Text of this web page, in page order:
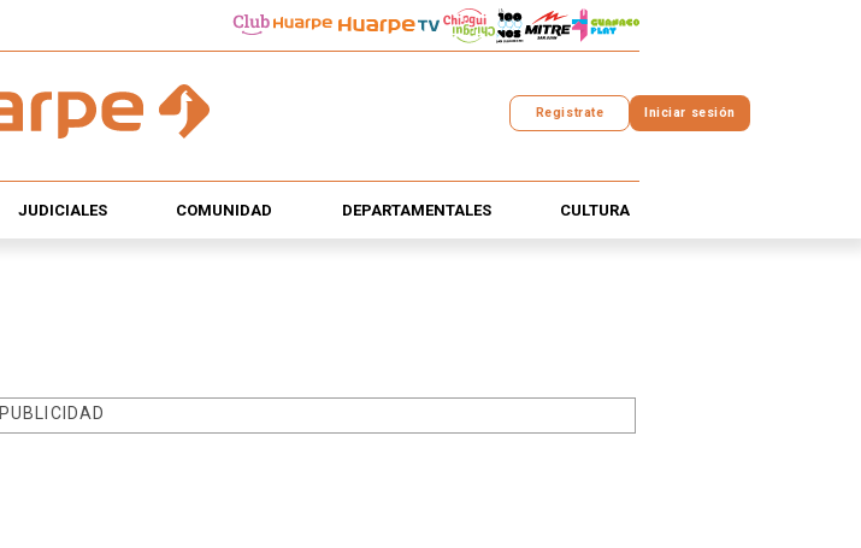
Registrate Iniciar sesión
JUDICIALES COMUNIDAD DEPARTAMENTALES CULTURA
PUBLICIDAD